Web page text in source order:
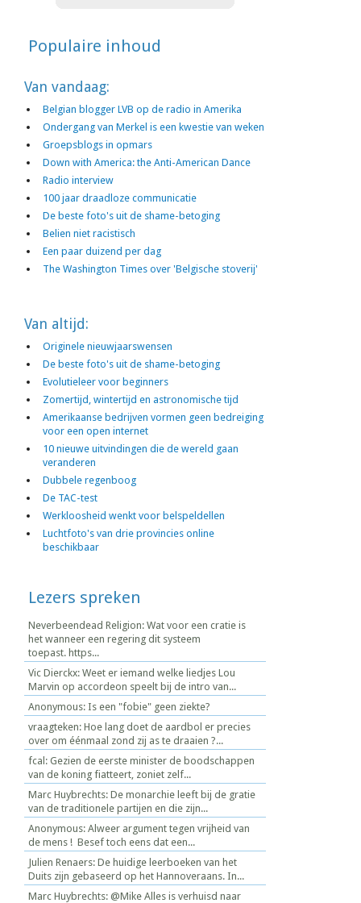
Populaire inhoud
Van vandaag:
Belgian blogger LVB op de radio in Amerika
Ondergang van Merkel is een kwestie van weken
Groepsblogs in opmars
Down with America: the Anti-American Dance
Radio interview
100 jaar draadloze communicatie
De beste foto's uit de shame-betoging
Belien niet racistisch
Een paar duizend per dag
The Washington Times over 'Belgische stoverij'
Van altijd:
Originele nieuwjaarswensen
De beste foto's uit de shame-betoging
Evolutieleer voor beginners
Zomertijd, wintertijd en astronomische tijd
Amerikaanse bedrijven vormen geen bedreiging
voor een open internet
10 nieuwe uitvindingen die de wereld gaan
veranderen
Dubbele regenboog
De TAC-test
Werkloosheid wenkt voor belspeldellen
Luchtfoto's van drie provincies online
beschikbaar
Lezers spreken
Neverbeendead Religion: Wat voor een cratie is
het wanneer een regering dit systeem
toepast. https...
Vic Dierckx: Weet er iemand welke liedjes Lou
Marvin op accordeon speelt bij de intro van...
Anonymous: Is een "fobie" geen ziekte?
vraagteken: Hoe lang doet de aardbol er precies
over om éénmaal zond zij as te draaien ?...
fcal: Gezien de eerste minister de boodschappen
van de koning fiatteert, zoniet zelf...
Marc Huybrechts: De monarchie leeft bij de gratie
van de traditionele partijen en die zijn...
Anonymous: Alweer argument tegen vrijheid van
de mens ! Besef toch eens dat een...
Julien Renaers: De huidige leerboeken van het
Duits zijn gebaseerd op het Hannoveraans. In...
Marc Huybrechts: @Mike Alles is verhuisd naar